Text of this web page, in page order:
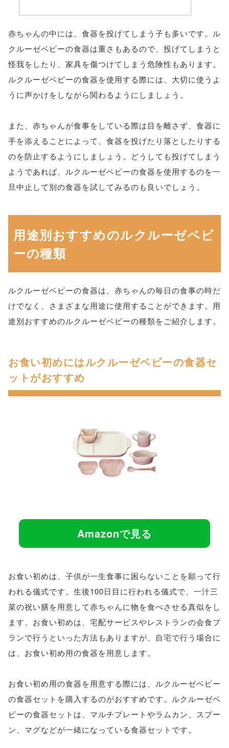
赤ちゃんの中には、食器を投げてしまう子も多いです。ル
クルーゼベビーの食器は重さもあるので、投げてしまうと
怪我をしたり、家具を傷つけてしまう危険性もあります。
ルクルーゼベビーの食器を使用する際には、大切に使うよ
うに声かけをしながら関わるようにしましょう。
また、赤ちゃんが食事をしている際は目を離さず、食器に
手を添えることによって、食器を投げたり落としたりする
のを防止するようにしましょう。どうしても投げてしまう
ようであれば、ルクルーゼベビーの食器を使用するのを一
旦中止して別の食器を試してみるのも良いでしょう。
用途別おすすめのルクルーゼベビ
ーの種類
ルクルーゼベビーの食器は、赤ちゃんの毎日の食事の時だ
けでなく、さまざまな用途に使用することができます。用
途別おすすめのルクルーゼベビーの種類をご紹介します。
お食い初めにはルクルーゼベビーの食器セ
ットがおすすめ
Amazonで見る
お食い初めは、子供が一生食事に困らないことを願って行
われる儀式です。生後100日目に行われる儀式で、一汁三
菜の祝い膳を用意して赤ちゃんに物を食べさせる真似をし
ます。お食い初めは、宅配サービスやレストランの会食プ
ランで行うといった方法もありますが、自宅で行う場合に
は、お食い初め用の食器を用意します。
お食い初め用の食器を用意する際には、ルクルーゼベビー
の食器セットを購入するのがおすすめです。ルクルーゼベ
ビーの食器セットは、マルチプレートやラムカン、スプー
ン、マグなどが一緒になっている食器セットです。